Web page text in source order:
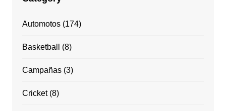
Automotos(174)
Basketball (8)
Campañas(3)
Cricket(8)